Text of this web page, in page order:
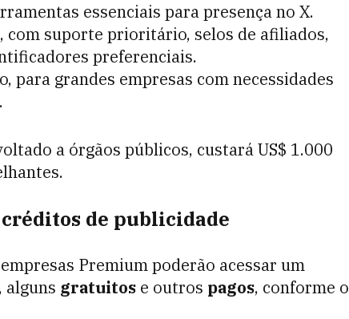
essenciais para presença no X.
com suporte prioritário, selos de afiliados,
preferenciais.
para grandes empresas com necessidades
a órgãos públicos, custará US$ 1.000
de publicidade
Premium poderão acessar um
gratuitos e outros pagos, conforme o